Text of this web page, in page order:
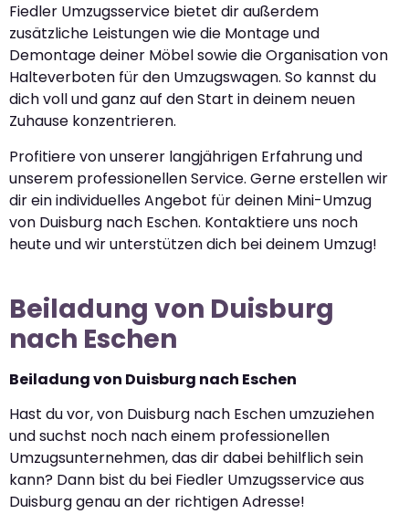
Fiedler Umzugsservice bietet dir außerdem
zusätzliche Leistungen wie die Montage und
Demontage deiner Möbel sowie die Organisation von
Halteverboten für den Umzugswagen. So kannst du
dich voll und ganz auf den Start in deinem neuen
Zuhause konzentrieren.
Profitiere von unserer langjährigen Erfahrung und
unserem professionellen Service. Gerne erstellen wir
dir ein individuelles Angebot für deinen Mini-Umzug
von Duisburg nach Eschen. Kontaktiere uns noch
heute und wir unterstützen dich bei deinem Umzug!
Beiladung von Duisburg
nach Eschen
Beiladung von Duisburg nach Eschen
Hast du vor, von Duisburg nach Eschen umzuziehen
und suchst noch nach einem professionellen
Umzugsunternehmen, das dir dabei behilflich sein
kann? Dann bist du bei Fiedler Umzugsservice aus
Duisburg genau an der richtigen Adresse!